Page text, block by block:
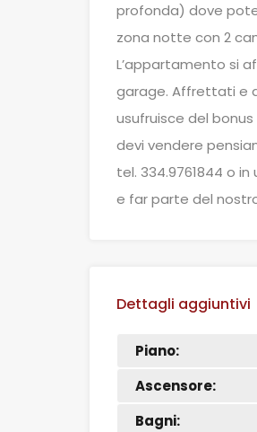
profonda) dove
zona notte con 2
L’appartamento si
garage. Affrettati e
usufruisce del
devi vendere
tel. 334.9761844 o
e far parte del
Dettagli aggiuntivi
Piano:
Ascensore:
Bagni: